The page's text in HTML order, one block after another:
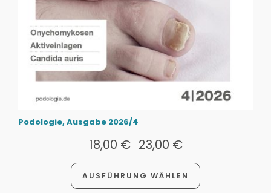
Podologie, Ausgabe 2026/4
18,00 €- 23,00 €
AUSFÜHRUNG WÄHLEN